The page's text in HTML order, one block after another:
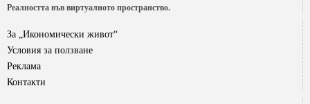
Реалността във виртуалното пространство.
За „Икономически живот“
Условия за ползване
Реклама
Контакти